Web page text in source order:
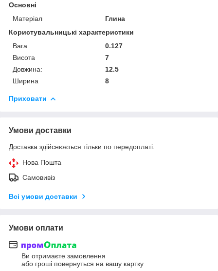
Основні
Матеріал
Глина
Користувальницькі характеристики
Вага
0.127
Висота
7
Довжина:
12.5
Ширина
8
Приховати
Умови доставки
Доставка здійснюється тільки по передоплаті.
Нова Пошта
Самовивіз
Всі умови доставки
Умови оплати
Ви отримаєте замовлення
або гроші повернуться на вашу картку